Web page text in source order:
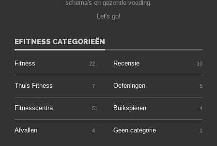
schema's en gezonde voeding.
Let's go!
EFITNESS CATEGORIEËN
Fitness 22 Recensie 10
Thuis Fitness 7 Oefeningen 5
Fitnesscentra 5 Buikspieren 4
Afvallen 4 Geen categorie 1